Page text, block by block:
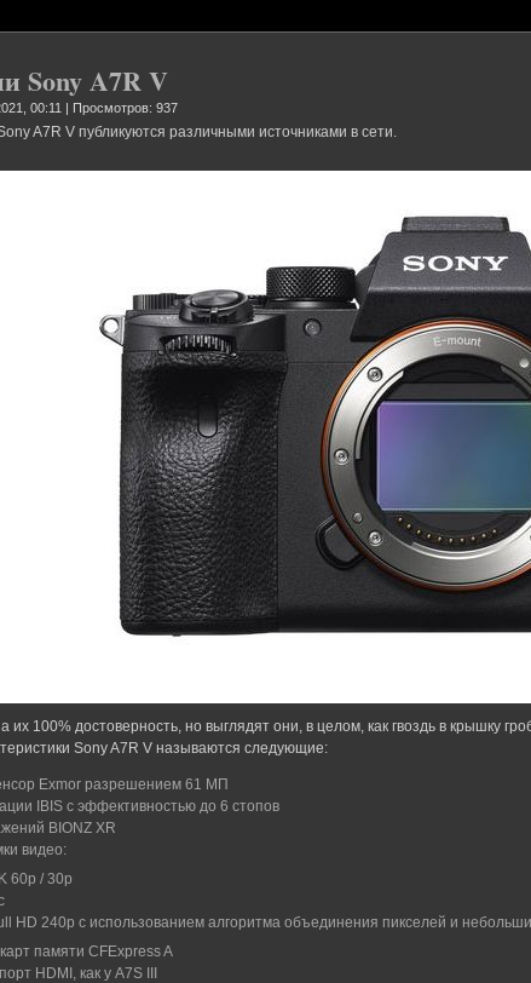
Sony A7R V
00:11 | Просмотров: 937
A7R V публикуются различными источниками в сети.
их 100% достоверность, но выглядят они, в целом, как гвоздь в крышку
Sony A7R V называются следующие:
Exmor разрешением 61 МП
IBIS с эффективностью до 6 стопов
BIONZ XR
видео:
60p / 30p
HD 240p с использованием алгоритма объединения пикселей и
памяти CFExpress A
HDMI, как у A7S III